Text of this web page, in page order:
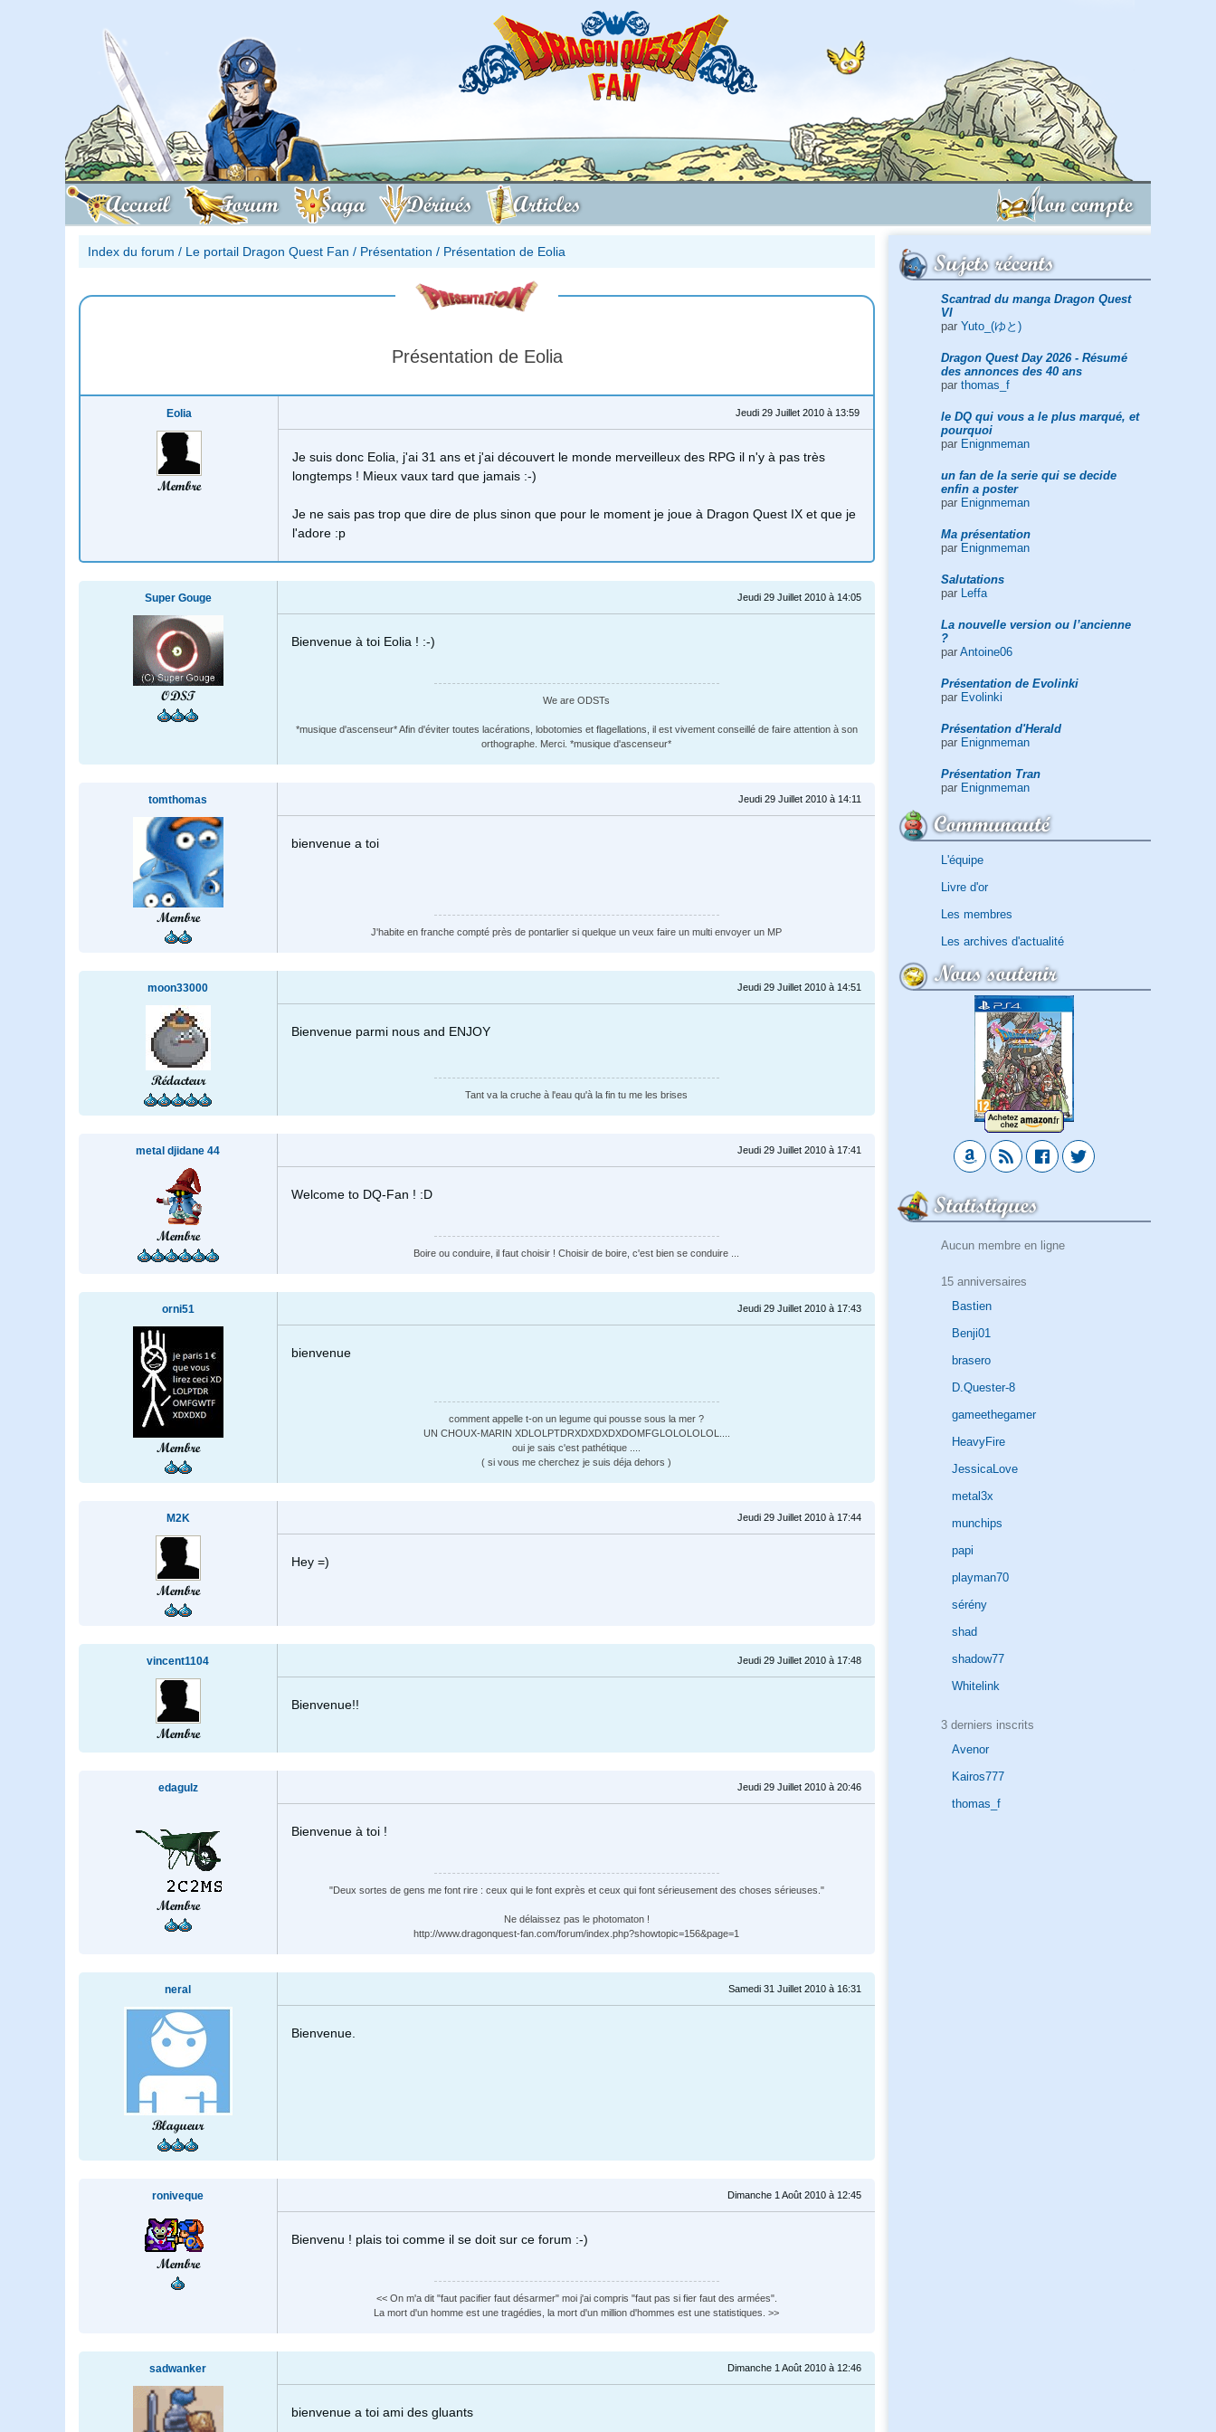
Accueil Forum Saga Dérivés Articles Mon compte
Sujets récents
Scantrad du manga Dragon Quest
VI
par Yuto_(ゆと)
Dragon Quest Day 2026 - Résumé
des annonces des 40 ans
par thomas_f
le DQ qui vous a le plus marqué, et
pourquoi
par Enignmeman
un fan de la serie qui se decide
enfin a poster
par Enignmeman
Ma présentation
par Enignmeman
Salutations
par
Leffa
La nouvelle version ou l’ancienne
?
par Antoine06
Présentation de Evolinki
par Evolinki
Présentation d'Herald
par Enignmeman
Présentation Tran
par Enignmeman
Communauté
L'équipe
Livre d'or
Les membres
Les archives d'actualité
Nous soutenir
Statistiques
Aucun membre en ligne
15 anniversaires
Bastien
Benji01
brasero
D.Quester-8
gameethegamer
HeavyFire
JessicaLove
metal3x
munchips
papi
playman70
sérény
shad
shadow77
Whitelink
3 derniers inscrits
Avenor
Kairos777
thomas_f
Index du forum / Le portail Dragon Quest Fan / Présentation / Présentation de Eolia
Présentation de Eolia
Eolia
Membre
Jeudi 29 Juillet 2010 à 13:59
Je suis donc Eolia, j'ai 31 ans et j'ai découvert le monde merveilleux des RPG il n'y à pas très
longtemps ! Mieux vaux tard que jamais :-)
Je ne sais pas trop que dire de plus sinon que pour le moment je joue à Dragon Quest IX et que je
l'adore :p
Super Gouge
ODST
Jeudi 29 Juillet 2010 à 14:05
Bienvenue à toi Eolia ! :-)
We are ODSTs
*musique d'ascenseur* Afin d'éviter toutes lacérations, lobotomies et flagellations, il est vivement conseillé de faire attention à son
orthographe. Merci. *musique d'ascenseur*
tomthomas
Membre
Jeudi 29 Juillet 2010 à 14:11
bienvenue a toi
J'habite en franche compté près de pontarlier si quelque un veux faire un multi envoyer un MP
moon33000
Rédacteur
Jeudi 29 Juillet 2010 à 14:51
Bienvenue parmi nous and ENJOY
Tant va la cruche à l'eau qu'à la fin tu me les brises
metal djidane 44
Membre
Jeudi 29 Juillet 2010 à 17:41
Welcome to DQ-Fan ! :D
Boire ou conduire, il faut choisir ! Choisir de boire, c'est bien se conduire ...
orni51
Membre
Jeudi 29 Juillet 2010 à 17:43
bienvenue
comment appelle t-on un legume qui pousse sous la mer ?
UN CHOUX-MARIN XDLOLPTDRXDXDXDXDOMFGLOLOLOLOL....
oui je sais c'est pathétique ....
( si vous me cherchez je suis déja dehors )
M2K
Membre
Jeudi 29 Juillet 2010 à 17:44
Hey =)
vincent1104
Membre
Jeudi 29 Juillet 2010 à 17:48
Bienvenue!!
edagulz
Membre
Jeudi 29 Juillet 2010 à 20:46
Bienvenue à toi !
"Deux sortes de gens me font rire : ceux qui le font exprès et ceux qui font sérieusement des choses sérieuses."
Ne délaissez pas le photomaton !
http://www.dragonquest-fan.com/forum/index.php?showtopic=156&page=1
neral
Blagueur
Samedi 31 Juillet 2010 à 16:31
Bienvenue.
roniveque
Membre
Dimanche 1 Août 2010 à 12:45
Bienvenu ! plais toi comme il se doit sur ce forum :-)
<< On m'a dit "faut pacifier faut désarmer" moi j'ai compris "faut pas si fier faut des armées".
La mort d'un homme est une tragédies, la mort d'un million d'hommes est une statistiques. >>
sadwanker Dimanche 1 Août 2010 à 12:46
bienvenue a toi ami des gluants